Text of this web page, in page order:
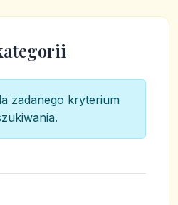
zadanego kryterium